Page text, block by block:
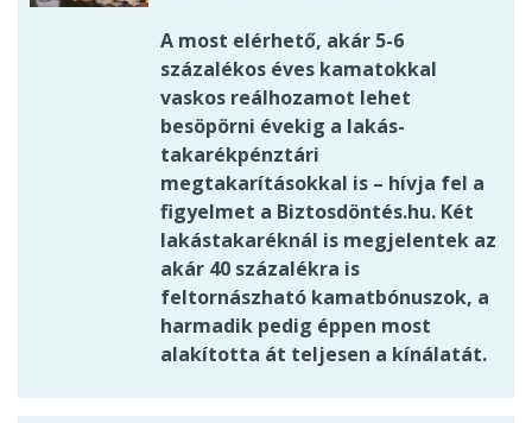
A most elérhető, akár 5-6
százalékos éves kamatokkal
vaskos reálhozamot lehet
besöpörni évekig a lakás-
takarékpénztári
megtakarításokkal is – hívja fel a
figyelmet a Biztosdöntés.hu. Két
lakástakaréknál is megjelentek az
akár 40 százalékra is
feltornászható kamatbónuszok, a
harmadik pedig éppen most
alakította át teljesen a kínálatát.